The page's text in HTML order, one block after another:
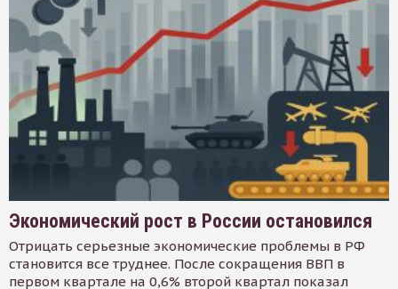
Экономический рост в России остановился
Отрицать серьезные экономические проблемы в РФ
становится все труднее. После сокращения ВВП в
первом квартале на 0,6% второй квартал показал